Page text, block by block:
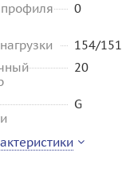
0
154/151
20
G